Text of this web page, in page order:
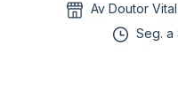
Av Doutor
Seg. a